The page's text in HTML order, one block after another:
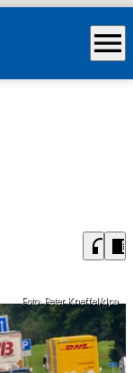
menu
headphones chrome_reader_mode
Foto: Peter Kneffel/dpa